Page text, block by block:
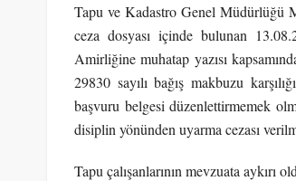
Tapu ve Kadastro Genel Müdürlüğü
ceza dosyası içinde bulunan
Amirliğine muhatap yazısı
29830 sayılı bağış makbuzu
başvuru belgesi düzenlettirmemek
disiplin yönünden uyarma cezası
Tapu çalışanlarının mevzuata aykırı